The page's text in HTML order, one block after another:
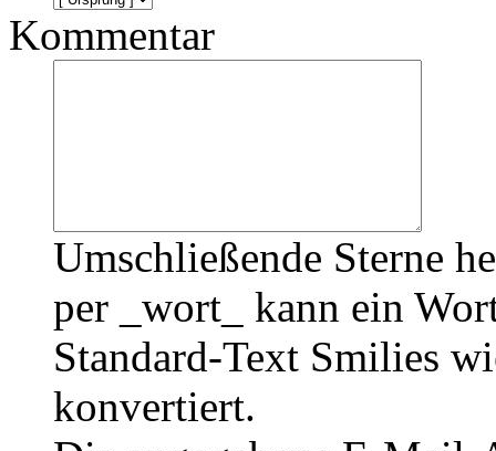
Kommentar
Umschließende Sterne
per _wort_ kann ein
Standard-Text Smilies
konvertiert.